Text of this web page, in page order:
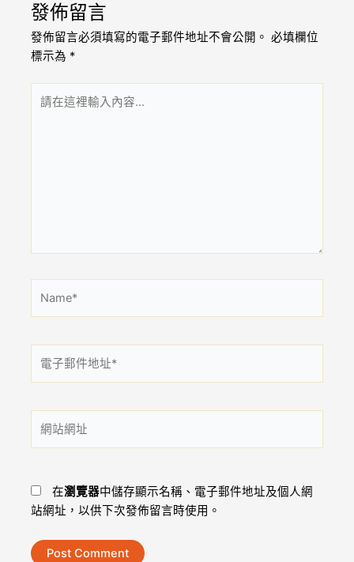
發佈留言
發佈留言必須填寫的電子郵件地址不會公開。 必填欄位
標示為 *
在
子
件
地
址
站
在瀏覽器中儲存顯示名稱、電子郵件地址及個人網
站網址，以供下次發佈留言時使用。